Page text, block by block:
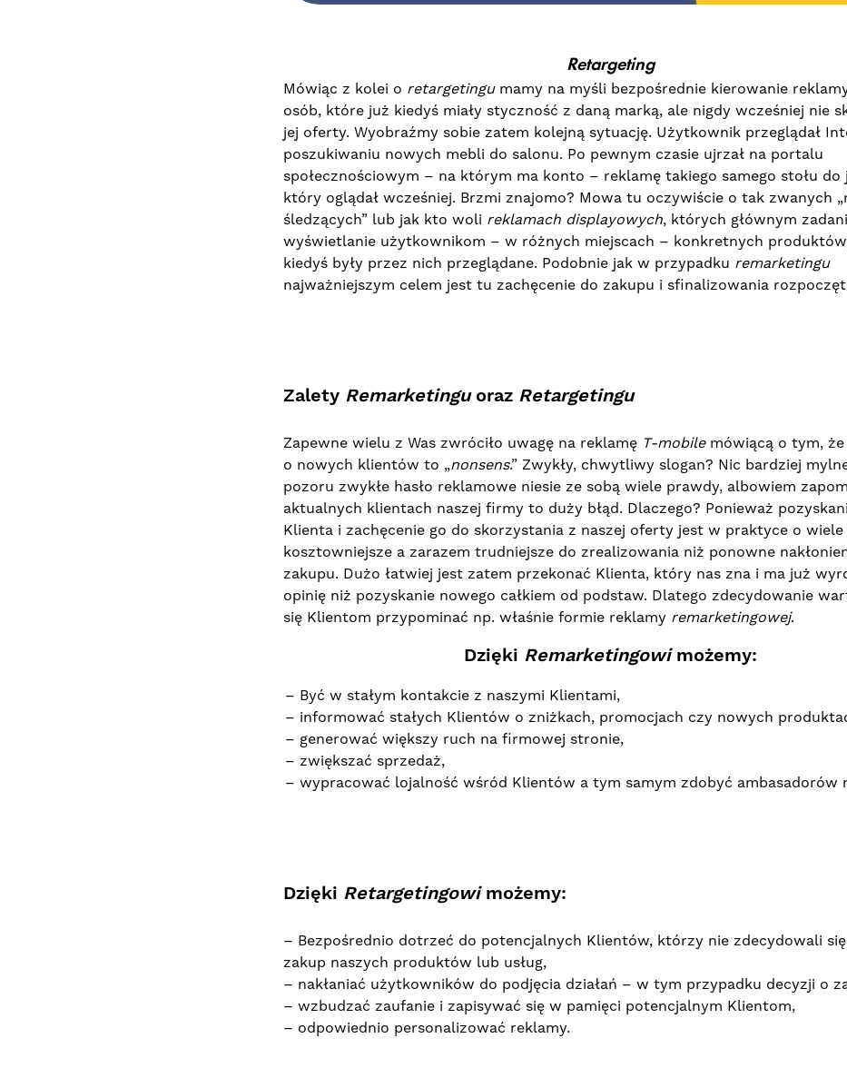
Retargeting
Mówiąc z kolei o retargetingumamy na myśli bezpośrednie kierowanie
osób, które już kiedyś miały styczność z daną marką, ale nigdy wcześniej nie
jej oferty. Wyobraźmy sobie zatem kolejną sytuację. Użytkownik przeglądał
poszukiwaniu nowych mebli do salonu. Po pewnym czasie ujrzał na portalu
społecznościowym – na którym ma konto – reklamę takiego samego stołu do
który oglądał wcześniej. Brzmi znajomo? Mowa tu oczywiście o tak zwanych
śledzących” lub jak kto woli reklamach displayowych, których głównym
wyświetlanie użytkownikom – w różnych miejscach – konkretnych
kiedyś były przez nich przeglądane. Podobnie jak w przypadku remarketingu
najważniejszym celem jest tu zachęcenie do zakupu i sfinalizowania
Zalety Remarketinguoraz Retargetingu
Zapewne wielu z Was zwróciło uwagę na reklamę T-mobilemówiącą o tym,
o nowych klientów to „nonsens.” Zwykły, chwytliwy slogan? Nic bardziej
pozoru zwykłe hasło reklamowe niesie ze sobą wiele prawdy, albowiem
aktualnych klientach naszej firmy to duży błąd. Dlaczego? Ponieważ
Klienta i zachęcenie go do skorzystania z naszej oferty jest w praktyce o wiele
kosztowniejsze a zarazem trudniejsze do zrealizowania niż ponowne
zakupu. Dużo łatwiej jest zatem przekonać Klienta, który nas zna i ma już
opinię niż pozyskanie nowego całkiem od podstaw. Dlatego zdecydowanie
się Klientom przypominać np. właśnie formie reklamy remarketingowej.
Dzięki Remarketingowimożemy:
– Być w stałym kontakcie z naszymi Klientami,
– informować stałych Klientów o zniżkach, promocjach czy nowych
– generować większy ruch na firmowej stronie,
– zwiększać sprzedaż,
– wypracować lojalność wśród Klientów a tym samym zdobyć ambasadorów
Dzięki Retargetingowi możemy:
– Bezpośrednio dotrzeć do potencjalnych Klientów, którzy nie zdecydowali
zakup naszych produktów lub usług,
– nakłaniać użytkowników do podjęcia działań – w tym przypadku decyzji o
– wzbudzać zaufanie i zapisywać się w pamięci potencjalnym Klientom,
– odpowiednio personalizować reklamy.